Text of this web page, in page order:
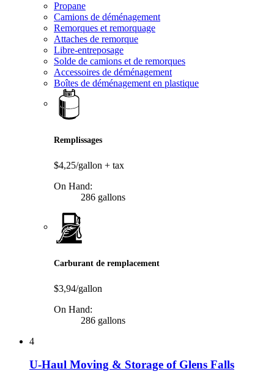
Propane
Camions de déménagement
Remorques et remorquage
Attaches de remorque
Libre-entreposage
Solde de camions et de remorques
Accessoires de déménagement
Boîtes de déménagement en plastique
Remplissages
$4,25/gallon + tax
On Hand:
286 gallons
Carburant de remplacement
$3,94/gallon
On Hand:
286 gallons
4
U-Haul Moving & Storage of Glens Falls